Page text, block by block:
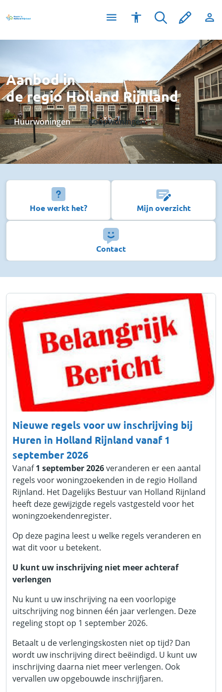
Aanbod in
de regio Holland Rijnland
Huurwoningen Koopwoningen
Hoe werkt het? Mijn overzicht
Contact
Nieuwe regels voor uw inschrijving bij
Huren in Holland Rijnland vanaf 1
september 2026
Vanaf1 september 2026veranderen er een aantal
regels voor woningzoekenden in de regio Holland
Rijnland. Het Dagelijks Bestuur van Holland Rijnland
heeft deze gewijzigde regels vastgesteld voor het
woningzoekendenregister.
Op deze pagina leest u welke regels veranderen en
wat dit voor u betekent.
U kunt uw inschrijving niet meer achteraf
verlengen
Nu kunt u uw inschrijving na een voorlopige
uitschrijving nog binnen één jaar verlengen. Deze
regeling stopt op 1 september 2026.
Betaalt u de verlengingskosten niet op tijd? Dan
wordt uw inschrijving direct beëindigd. U kunt uw
inschrijving daarna niet meer verlengen. Ook
vervallen uw opgebouwde inschrijfjaren.